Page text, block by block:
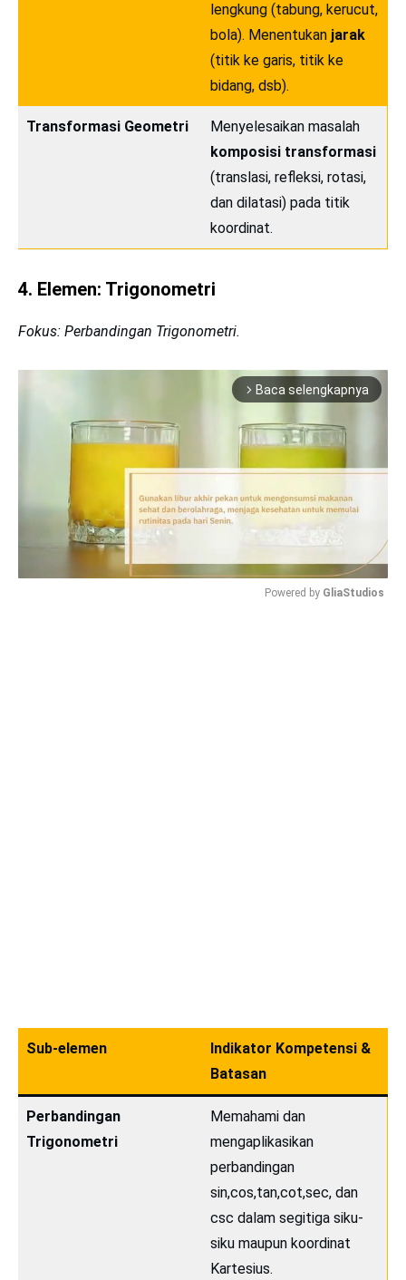
lengkung (tabung, kerucut,
bola). Menentukan jarak
(titik ke garis, titik ke
bidang, dsb).
Transformasi Geometri
Menyelesaikan masalah
komposisi transformasi
(translasi, refleksi, rotasi,
dan dilatasi) pada titik
koordinat.
4. Elemen: Trigonometri
Fokus: Perbandingan Trigonometri.
arrow_forward_ios Baca selengkapnya
Powered by GliaStudios
Sub-elemen
Indikator Kompetensi &
Batasan
Perbandingan
Trigonometri
Memahami dan
mengaplikasikan
perbandingan
sin,cos,tan,cot,sec, dan
csc dalam segitiga siku-
siku maupun koordinat
Kartesius.